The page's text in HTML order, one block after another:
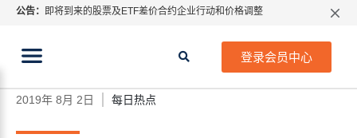
公告： 即将到来的股票及ETF差价合约企业行动和价格调整
ATFX呼吁推进金融市场合规、安全、有序、良性发展
登录会员中心
当前位置:
ATFX：美再对中3000亿美元商品加
征关税，离岸人民币剧烈贬值
2019年 8月 2日 每日热点